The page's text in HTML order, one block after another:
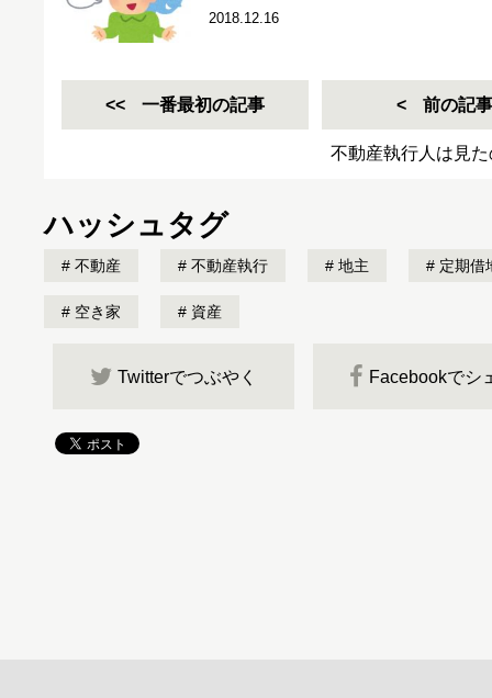
2018.12.16
一番最初の記事 前の記事
不動産執行人は見
ハッシュタグ
不動産 不動産執行 地主 定期借
空き家 資産
Twitterでつぶやく Facebookでシ